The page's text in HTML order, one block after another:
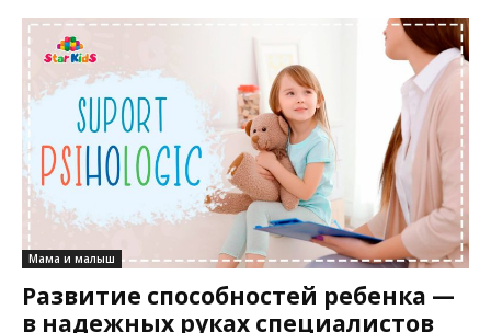
Мама и малыш
Развитие способностей ребенка —
в надежных руках специалистов